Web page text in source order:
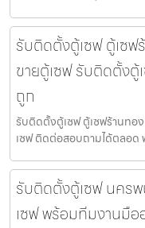
รับติดตั้งตู้เซฟ ตู้เซฟ
ขายตู้เซฟ รับติดตั้ง
ถูก
รับติดตั้งตู้เซฟ ตู้เซฟร้านทอ
เซฟ ติดต่อสอบถามได้ตลอด
รับติดตั้งตู้เซฟ นคร
เซฟ พร้อมทีมงานมือ